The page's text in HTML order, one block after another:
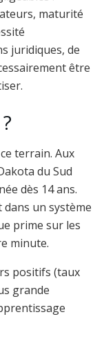
maturité
juridiques, de
être
terrain. Aux
du Sud
dès 14 ans.
un système
prime sur les
minute.
positifs (taux
grande